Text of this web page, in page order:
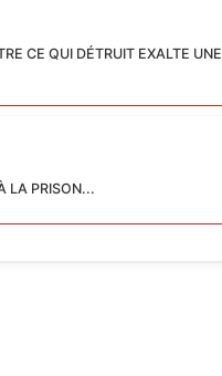
CE QUI DÉTRUIT EXALTE UNE
LA PRISON...